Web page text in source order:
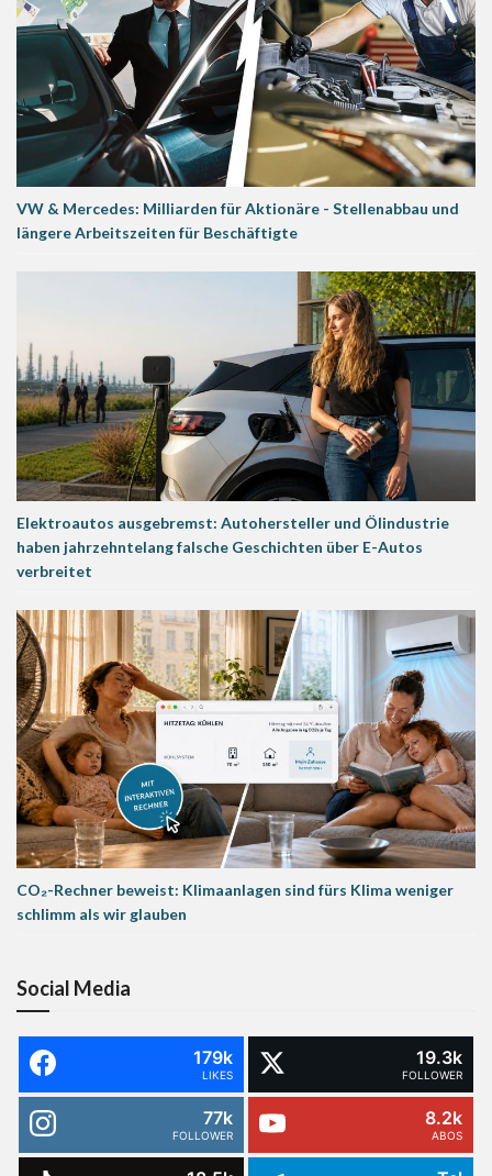
VW & Mercedes: Milliarden für Aktionäre - Stellenabbau und
längere Arbeitszeiten für Beschäftigte
Elektroautos ausgebremst: Autohersteller und Ölindustrie
haben jahrzehntelang falsche Geschichten über E-Autos
verbreitet
CO₂-Rechner beweist: Klimaanlagen sind fürs Klima weniger
schlimm als wir glauben
Social Media
179k
LIKES
19.3k
FOLLOWER
77k
FOLLOWER
8.2k
ABOS